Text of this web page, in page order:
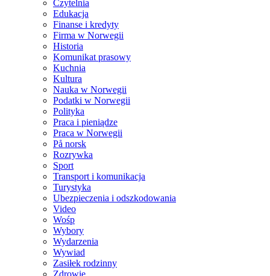
Czytelnia
Edukacja
Finanse i kredyty
Firma w Norwegii
Historia
Komunikat prasowy
Kuchnia
Kultura
Nauka w Norwegii
Podatki w Norwegii
Polityka
Praca i pieniądze
Praca w Norwegii
På norsk
Rozrywka
Sport
Transport i komunikacja
Turystyka
Ubezpieczenia i odszkodowania
Video
Wośp
Wybory
Wydarzenia
Wywiad
Zasiłek rodzinny
Zdrowie